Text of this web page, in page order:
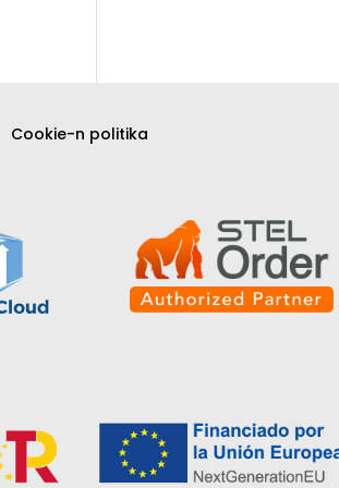
Cookie-n politika